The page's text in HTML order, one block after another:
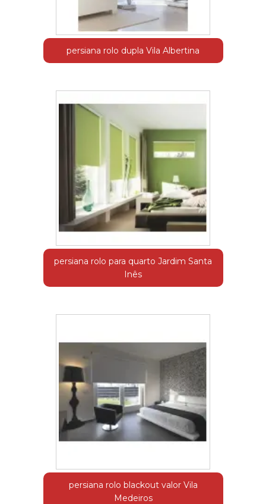
persiana rolo dupla Vila Albertina
persiana rolo para quarto Jardim Santa
Inês
persiana rolo blackout valor Vila
Medeiros